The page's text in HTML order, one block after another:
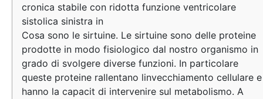
cronica stabile con ridotta funzione ventricolare
sistolica sinistra in
Cosa sono le sirtuine. Le sirtuine sono delle proteine
prodotte in modo fisiologico dal nostro organismo in
grado di svolgere diverse funzioni. In particolare
queste proteine rallentano linvecchiamento cellulare e
hanno la capacit di intervenire sul metabolismo. A